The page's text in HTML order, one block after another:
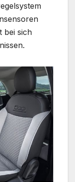
bei sich